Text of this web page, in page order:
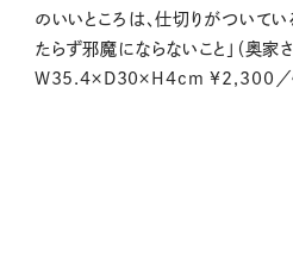
のいいところは、仕切りがついてい
たらず邪魔にならないこと」（奥家さ
W35.4×D30×H4cm ¥2,300／